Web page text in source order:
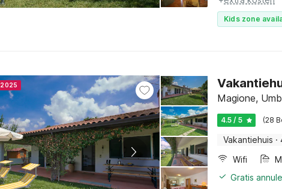
Kids zone
Magione,
4.5 / 5 (28
Vakantiehuis ·
Wifi
Gratis